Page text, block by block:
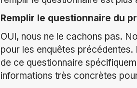
Remplir le questionnaire du
OUI, nous ne le cachons pas.
pour les enquêtes
de ce questionnaire
informations très concrètes